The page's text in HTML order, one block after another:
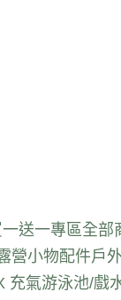
一送一專區全部
營小物配件戶
充氣游泳池/戲